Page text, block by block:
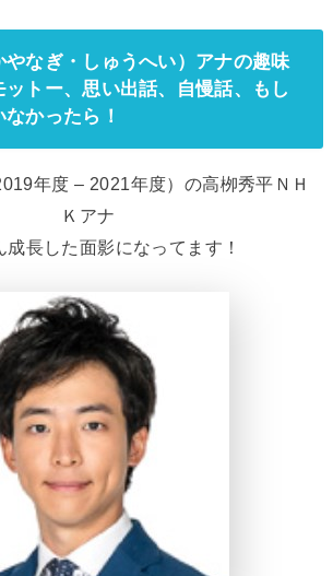
なぎ・しゅうへい）アナの趣味
トー、思い出話、自慢話、もし
かったら！
年度 – 2021年度）の高栁秀平ＮＨ
Ｋアナ
成長した面影になってます！